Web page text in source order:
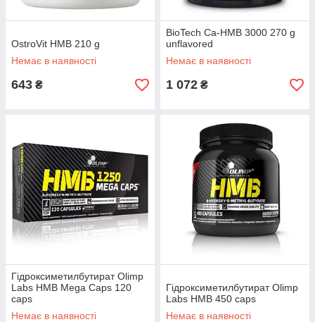
OstroVit HMB 210 g
Немає в наявності
643 ₴
BioTech Ca-HMB 3000 270 g
unflavored
Немає в наявності
1 072 ₴
Гідроксиметилбутират Olimp
Labs HMB Mega Caps 120
caps
Немає в наявності
Гідроксиметилбутират Olimp
Labs HMB 450 caps
Немає в наявності